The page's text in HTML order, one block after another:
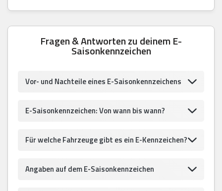
Fragen & Antworten zu deinem E-
Saisonkennzeichen
Vor- und Nachteile eines E-Saisonkennzeichens
E-Saisonkennzeichen: Von wann bis wann?
Für welche Fahrzeuge gibt es ein E-Kennzeichen?
Angaben auf dem E-Saisonkennzeichen